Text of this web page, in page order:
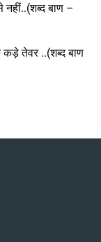
बाण –
कड़े तेवर ..(शब्द बाण